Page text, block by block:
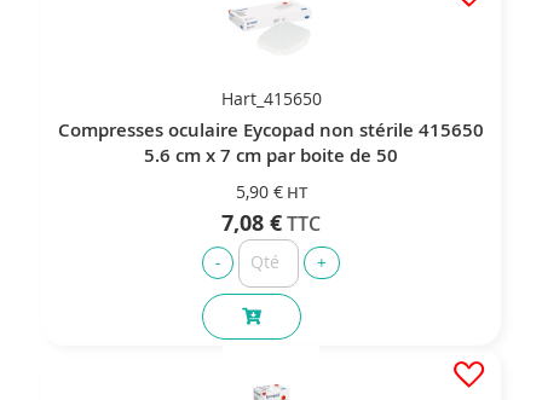
Hart_415650
Compresses oculaire Eycopad non stérile 415650
5.6 cm x 7 cm par boite de 50
5,90 €
7,08 €